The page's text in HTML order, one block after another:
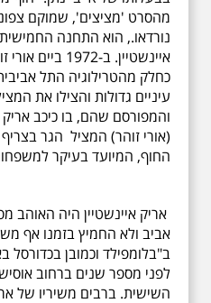
מהסרט 'מציצים', שמוקם
נורדאו., הוא התחנה
איינשטיין. ב-
כחלק מהטרילוגיה התל
עיניים גדולות והצילו את
והמפורסם שהם, בו כיכב אריק
(אורי זוהר) המציל הגר
החוף, המיועד בעיקר
אריק איינשטיין היה
אביב ולא החמיץ בזמנו אף
ב"בלומפילד וכמובן בכדורסל
השישית. ברבים משיריו של